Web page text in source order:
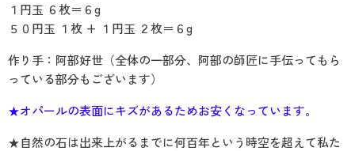
１円玉 ６枚＝６g
５０円玉 １枚 + １円玉 ２枚＝６g
作り手：阿部好世（全体の一部分、阿部の師匠に手伝ってもら
っている部分もございます）
★オパールの表面にキズがあるためお安くなっています。
★自然の石は出来上がるまでに何百年という時空を超えて私た